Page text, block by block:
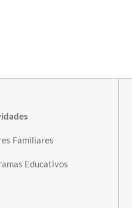
Familiares
Educativos